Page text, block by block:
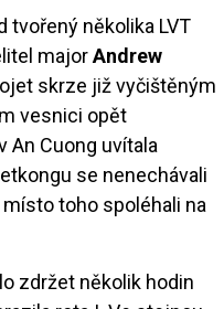
tvořený několika LVT
majorAndrew
skrze již vyčištěným
vesnici opět
An Cuong uvítala
se nenechávali
toho spoléhali na
zdržet několik hodin